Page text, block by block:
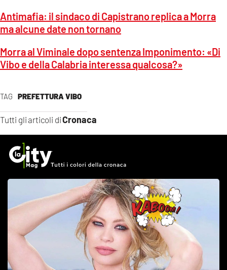
TAG PREFETTURA VIBO
Tutti gli articoli diCronaca
Antimafia: il sindaco di Capistrano replica a Morra
ma alcune date non tornano
Morra al Viminale dopo sentenza Imponimento: «Di
Vibo e della Calabria interessa qualcosa?»